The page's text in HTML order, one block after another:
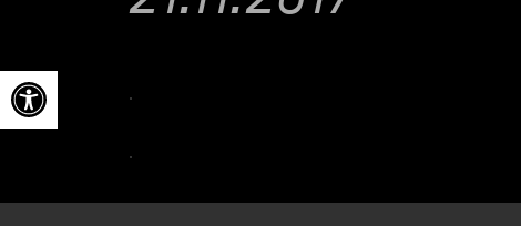
Ouvrir la barre d’outils